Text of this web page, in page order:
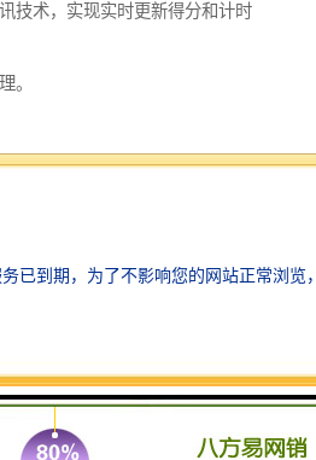
技术，实现实时更新得分和计时
。
以适应不同地区的需求。
或活动，提供灵活的计时和记分
时记分系统在场合中都能地管理